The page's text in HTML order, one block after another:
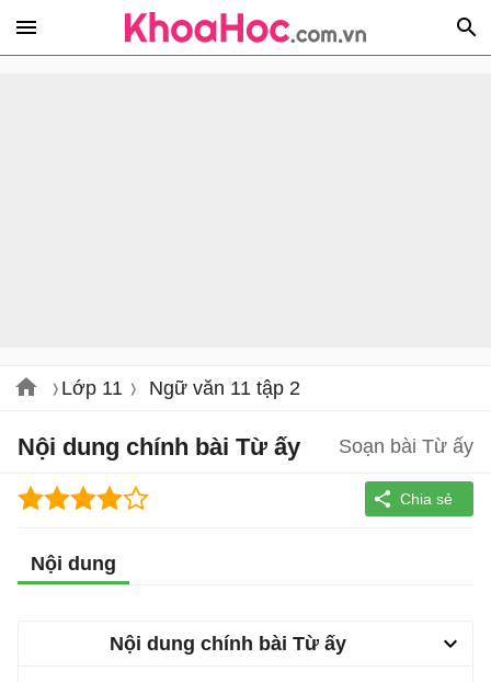
Lớp 11 Ngữ văn 11 tập 2
Nội dung chính bài Từ ấy Soạn bài Từ ấy
Nội dung
Nội dung chính bài Từ ấy